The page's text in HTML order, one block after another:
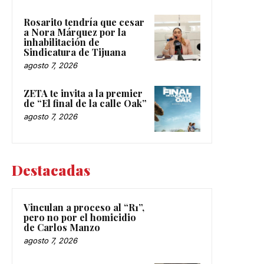
Rosarito tendría que cesar
a Nora Márquez por la
inhabilitación de
Sindicatura de Tijuana
agosto 7, 2026
ZETA te invita a la premier
de “El final de la calle Oak”
agosto 7, 2026
Destacadas
Vinculan a proceso al “R1”,
pero no por el homicidio
de Carlos Manzo
agosto 7, 2026